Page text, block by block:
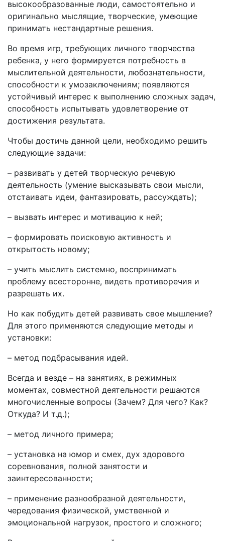
высокообразованные люди, самостоятельно и
оригинально мыслящие, творческие, умеющие
принимать нестандартные решения.
Во время игр, требующих личного творчества
ребенка, у него формируется потребность в
мыслительной деятельности, любознательности,
способности к умозаключениям; появляются
устойчивый интерес к выполнению сложных задач,
способность испытывать удовлетворение от
достижения результата.
Чтобы достичь данной цели, необходимо решить
следующие задачи:
– развивать у детей творческую речевую
деятельность (умение высказывать свои мысли,
отстаивать идеи, фантазировать, рассуждать);
– вызвать интерес и мотивацию к ней;
– формировать поисковую активность и
открытость новому;
– учить мыслить системно, воспринимать
проблему всесторонне, видеть противоречия и
разрешать их.
Но как побудить детей развивать свое мышление?
Для этого применяются следующие методы и
установки:
– метод подбрасывания идей.
Всегда и везде – на занятиях, в режимных
моментах, совместной деятельности решаются
многочисленные вопросы (Зачем? Для чего? Как?
Откуда? И т.д.);
– метод личного примера;
– установка на юмор и смех, дух здорового
соревнования, полной занятости и
заинтересованности;
– применение разнообразной деятельности,
чередования физической, умственной и
эмоциональной нагрузок, простого и сложного;